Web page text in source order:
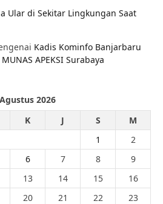
Ular di Sekitar Lingkungan Saat
Kadis Kominfo Banjarbaru
APEKSI Surabaya
Agustus 2026
K J S
M
1
2
6 7 8
9
13 14 15
16
20 21 22
23